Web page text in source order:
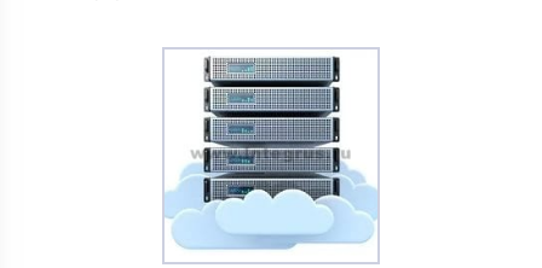
на базе IP-телефонии, выполним
интеграцию телефонии с CRM
Резервное копирование. Утрата данных из-за
некорректного обновления, технического сбоя,
несанкционированного проникновения в
информационную структуру организации
приводит к простоям в работе и финансовому